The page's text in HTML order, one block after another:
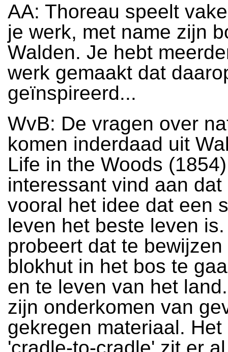
AA: Thoreau speelt
je werk, met name zijn
Walden. Je hebt
werk gemaakt dat
geïnspireerd...
WvB: De vragen over
komen inderdaad uit
Life in the Woods
interessant vind aan dat
vooral het idee dat een
leven het beste leven
probeert dat te
blokhut in het bos te
en te leven van het
zijn onderkomen van
gekregen materiaal.